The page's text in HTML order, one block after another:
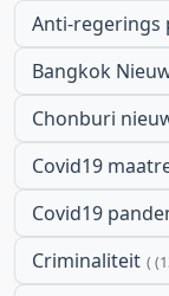
Anti-regerings
Bangkok
Chonburi
Covid19
Covid19
Criminaliteit